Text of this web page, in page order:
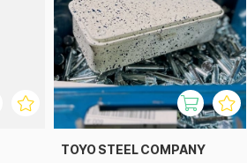
TOYO STEEL COMPANY